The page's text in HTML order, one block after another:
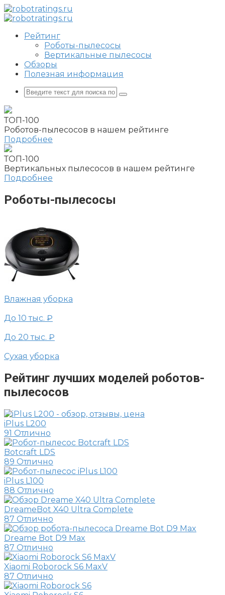
Перейти
к
Рейтинг
Роботы-пылесосы
Вертикальные пылесосы
Обзоры
Полезная информация
Поиск:
ТОП-100
Роботов-пылесосов в нашем рейтинге
Подробнее
ТОП-100
Вертикальных пылесосов в нашем рейтинге
Подробнее
Роботы-пылесосы
Влажная уборка
До 10 тыс. ₽
До 20 тыс. ₽
Сухая уборка
Рейтинг лучших моделей роботов-
пылесосов
iPlus L200
91 Отлично
Botcraft LDS
89 Отлично
iPlus L100
88 Отлично
DreameBot X40 Ultra Complete
87 Отлично
Dreame Bot D9 Max
87 Отлично
Xiaomi Roborock S6 MaxV
87 Отлично